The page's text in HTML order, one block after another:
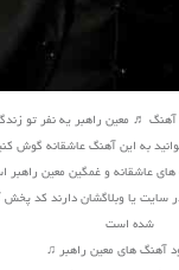
♬ معین راهبر یه نفر تو
به این آهنگ عاشقانه گوش
عاشقانه و غمگین معین راهبر
یا وبلاگشان دارند کد پخش
شده است
آهنگ های معین راهبر ♫